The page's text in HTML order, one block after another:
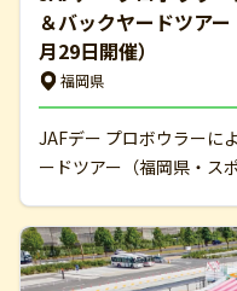
＆バックヤードツア
月29日開催）
福岡県
JAFデー プロボウラーに
ードツアー（福岡県・ス